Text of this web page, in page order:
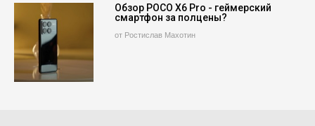
Обзор POCO X6 Pro - геймерский
смартфон за полцены?
от Ростислав Махотин